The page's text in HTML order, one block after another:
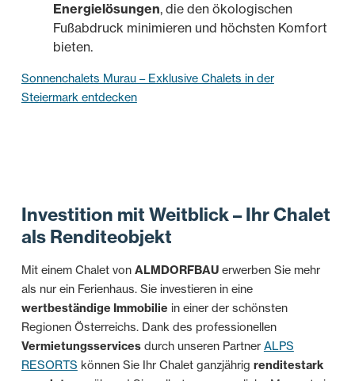
Energielösungen, die den ökologischen
Fußabdruck minimieren und höchsten Komfort
bieten.
Sonnenchalets Murau – Exklusive Chalets in der
Steiermark entdecken
Investition mit Weitblick – Ihr Chalet
als Renditeobjekt
Mit einem Chalet von ALMDORFBAUerwerben Sie mehr
als nur ein Ferienhaus. Sie investieren in eine
wertbeständige Immobilie in einer der schönsten
Regionen Österreichs. Dank des professionellen
Vermietungsservicesdurch unseren Partner ALPS
RESORTS können Sie Ihr Chalet ganzjährig renditestark